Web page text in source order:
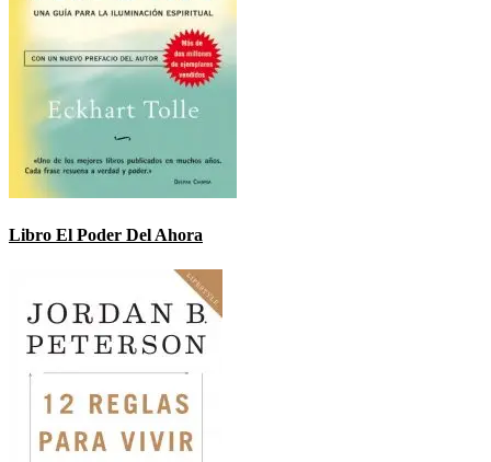
Libro El Poder Del Ahora